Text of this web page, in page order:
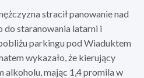
stracił panowanie nad
do staranowania latarni i
parkingu pod Wiaduktem
wykazało, że kierujący
alkoholu, mając 1,4 promila w